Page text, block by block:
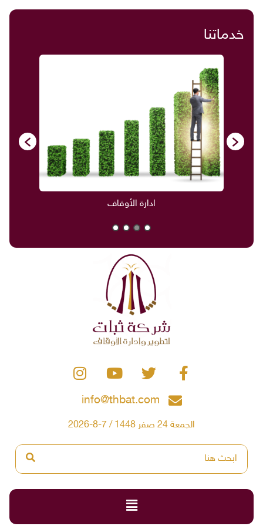
خدماتنا
ادارة الأوقاف
info@thbat.com
الجمعة 24 صفر 1448 / 7-8-2026